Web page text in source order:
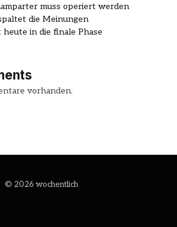
muss operiert werden
die Meinungen
in die finale Phase
vorhanden.
© 2026 wochentlich